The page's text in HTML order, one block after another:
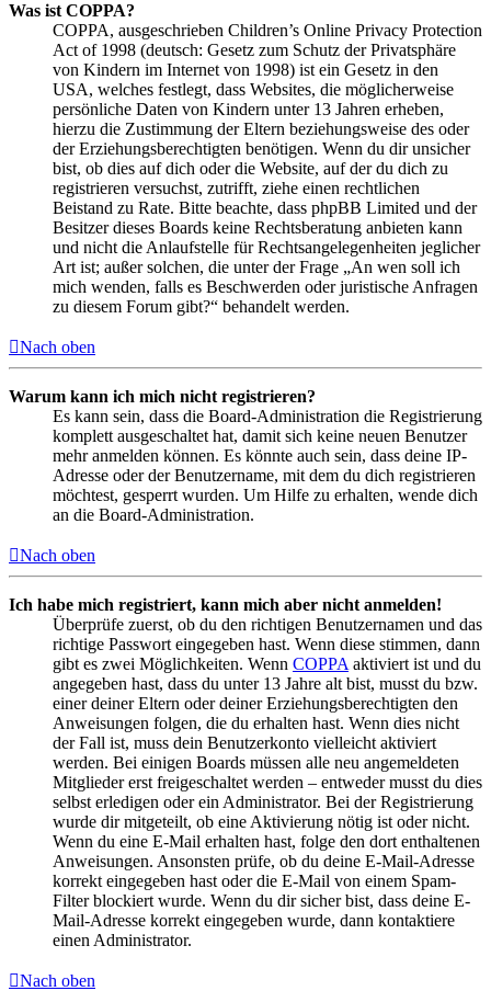
Was ist COPPA?
COPPA, ausgeschrieben Children’s Online Privacy Protection
Act of 1998 (deutsch: Gesetz zum Schutz der Privatsphäre
von Kindern im Internet von 1998) ist ein Gesetz in den
USA, welches festlegt, dass Websites, die möglicherweise
persönliche Daten von Kindern unter 13 Jahren erheben,
hierzu die Zustimmung der Eltern beziehungsweise des oder
der Erziehungsberechtigten benötigen. Wenn du dir unsicher
bist, ob dies auf dich oder die Website, auf der du dich zu
registrieren versuchst, zutrifft, ziehe einen rechtlichen
Beistand zu Rate. Bitte beachte, dass phpBB Limited und der
Besitzer dieses Boards keine Rechtsberatung anbieten kann
und nicht die Anlaufstelle für Rechtsangelegenheiten jeglicher
Art ist; außer solchen, die unter der Frage „An wen soll ich
mich wenden, falls es Beschwerden oder juristische Anfragen
zu diesem Forum gibt?“ behandelt werden.
Nach oben
Warum kann ich mich nicht registrieren?
Es kann sein, dass die Board-Administration die Registrierung
komplett ausgeschaltet hat, damit sich keine neuen Benutzer
mehr anmelden können. Es könnte auch sein, dass deine IP-
Adresse oder der Benutzername, mit dem du dich registrieren
möchtest, gesperrt wurden. Um Hilfe zu erhalten, wende dich
an die Board-Administration.
Nach oben
Ich habe mich registriert, kann mich aber nicht anmelden!
Überprüfe zuerst, ob du den richtigen Benutzernamen und das
richtige Passwort eingegeben hast. Wenn diese stimmen, dann
gibt es zwei Möglichkeiten. Wenn COPPA aktiviert ist und du
angegeben hast, dass du unter 13 Jahre alt bist, musst du bzw.
einer deiner Eltern oder deiner Erziehungsberechtigten den
Anweisungen folgen, die du erhalten hast. Wenn dies nicht
der Fall ist, muss dein Benutzerkonto vielleicht aktiviert
werden. Bei einigen Boards müssen alle neu angemeldeten
Mitglieder erst freigeschaltet werden – entweder musst du dies
selbst erledigen oder ein Administrator. Bei der Registrierung
wurde dir mitgeteilt, ob eine Aktivierung nötig ist oder nicht.
Wenn du eine E-Mail erhalten hast, folge den dort enthaltenen
Anweisungen. Ansonsten prüfe, ob du deine E-Mail-Adresse
korrekt eingegeben hast oder die E-Mail von einem Spam-
Filter blockiert wurde. Wenn du dir sicher bist, dass deine E-
Mail-Adresse korrekt eingegeben wurde, dann kontaktiere
einen Administrator.
Nach oben